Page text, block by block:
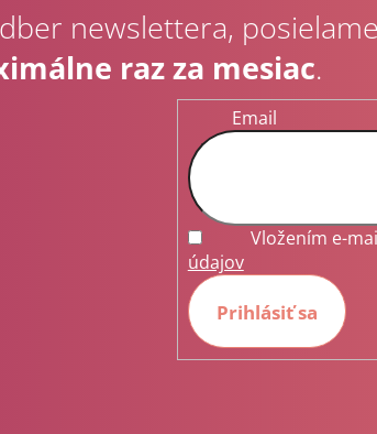
newslettera,
raz za mesiac.
Email
Vložením e-
údajov
Prihlásiť sa